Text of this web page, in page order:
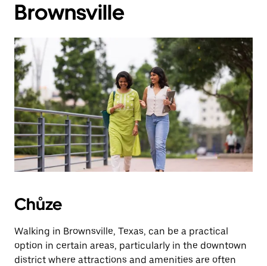
Brownsville
Chůze
Walking in Brownsville, Texas, can be a practical
option in certain areas, particularly in the downtown
district where attractions and amenities are often